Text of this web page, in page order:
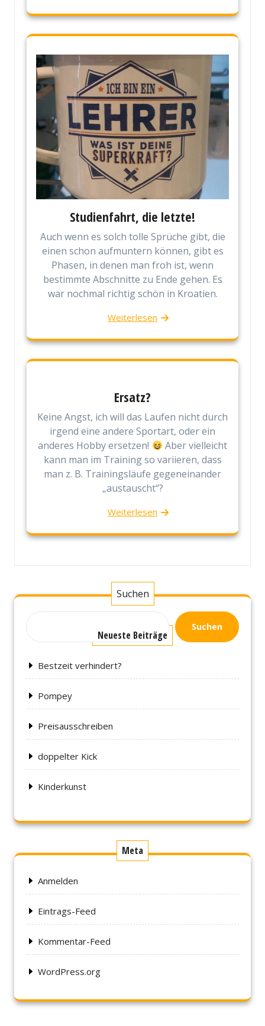
Studienfahrt, die letzte!
Auch wenn es solch tolle Sprüche gibt, die
einen schon aufmuntern können, gibt es
Phasen, in denen man froh ist, wenn
bestimmte Abschnitte zu Ende gehen. Es
war nochmal richtig schön in Kroatien.
Weiterlesen
Ersatz?
Keine Angst, ich will das Laufen nicht durch
irgend eine andere Sportart, oder ein
anderes Hobby ersetzen!
Aber vielleicht
kann man im Training so variieren, dass
man z. B. Trainingsläufe gegeneinander
„austauscht“?
Weiterlesen
Suchen
Suchen
Neueste Beiträge
Bestzeit verhindert?
Pompey
Preisausschreiben
doppelter Kick
Kinderkunst
Meta
Anmelden
Eintrags-Feed
Kommentar-Feed
WordPress.org